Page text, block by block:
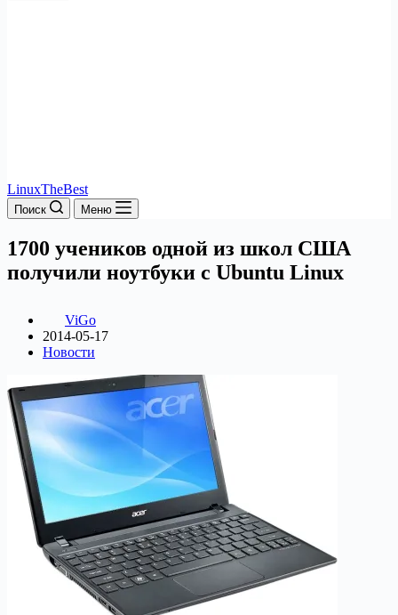
LinuxTheBest
Поиск Меню
1700 учеников одной из школ США
получили ноутбуки с Ubuntu Linux
ViGo
2014-05-17
Новости